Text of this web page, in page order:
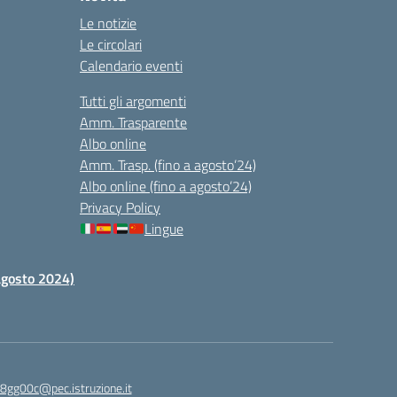
Le notizie
Le circolari
Calendario eventi
Tutti gli argomenti
Amm. Trasparente
Albo online
Amm. Trasp. (fino a agosto’24)
Albo online (fino a agosto’24)
Privacy Policy
Lingue
2024)